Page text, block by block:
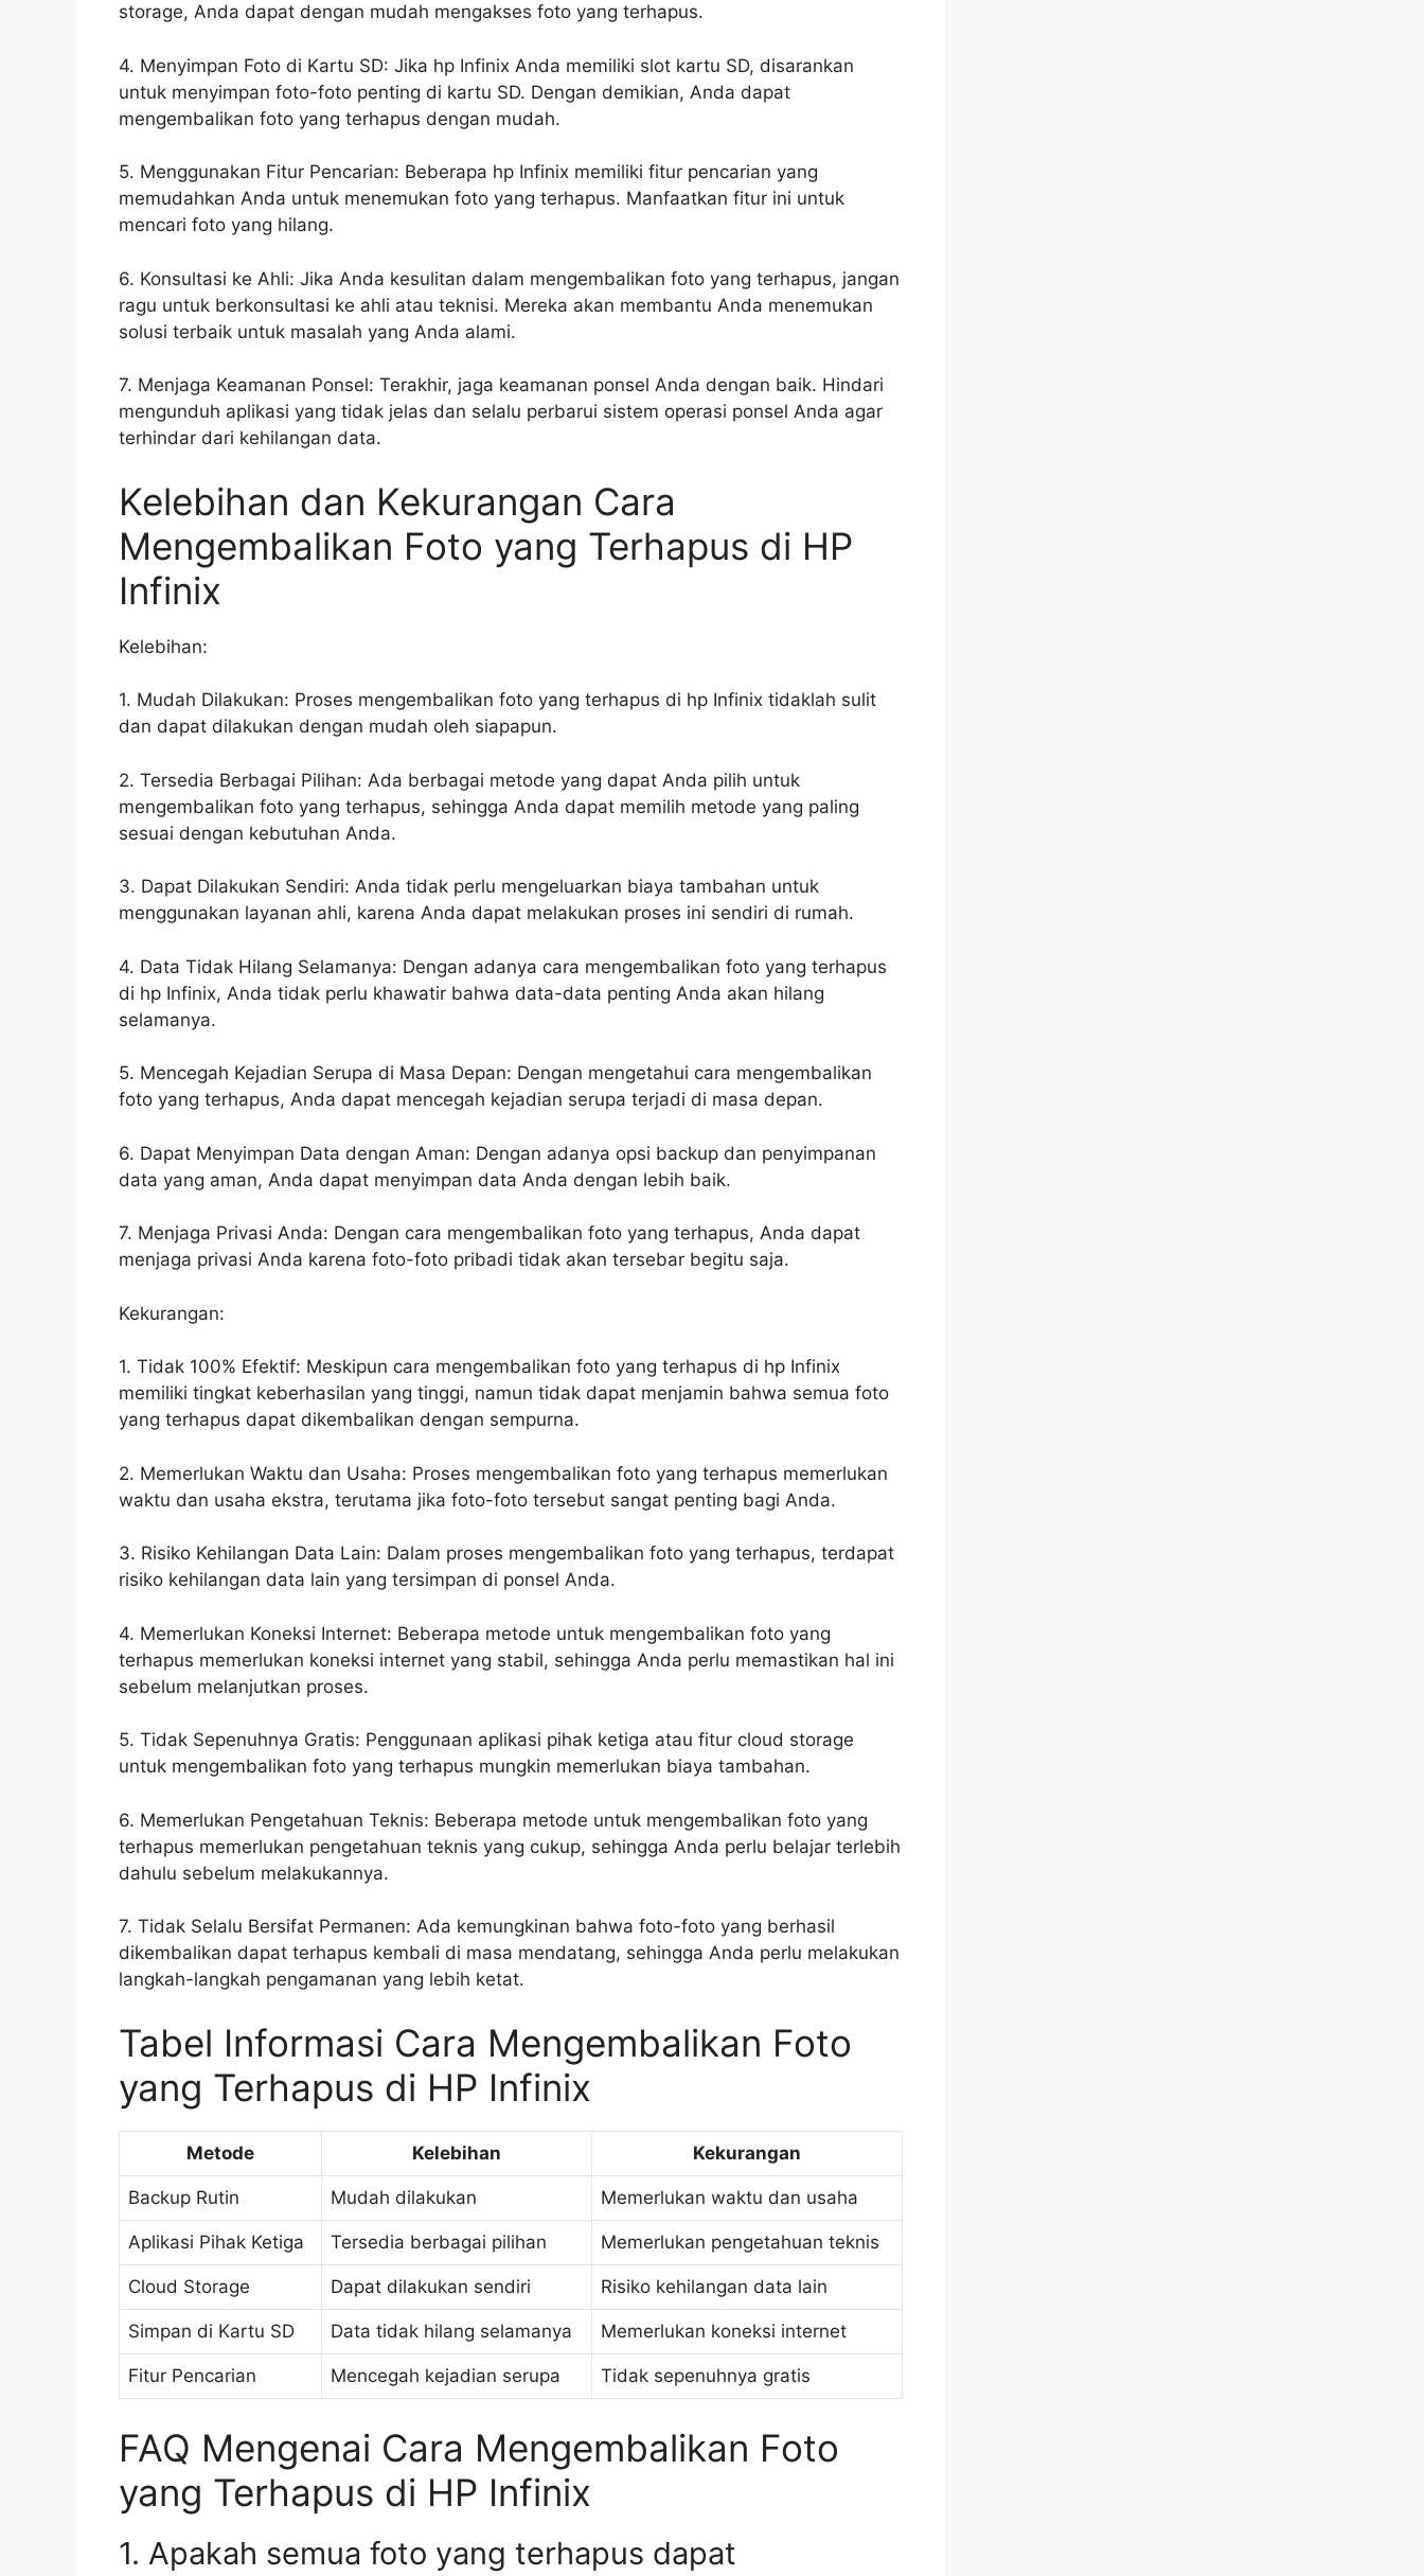
storage, Anda dapat dengan mudah mengakses foto yang terhapus.
4. Menyimpan Foto di Kartu SD: Jika hp Infinix Anda memiliki slot kartu SD, disarankan
untuk menyimpan foto-foto penting di kartu SD. Dengan demikian, Anda dapat
mengembalikan foto yang terhapus dengan mudah.
5. Menggunakan Fitur Pencarian: Beberapa hp Infinix memiliki fitur pencarian yang
memudahkan Anda untuk menemukan foto yang terhapus. Manfaatkan fitur ini untuk
mencari foto yang hilang.
6. Konsultasi ke Ahli: Jika Anda kesulitan dalam mengembalikan foto yang terhapus, jangan
ragu untuk berkonsultasi ke ahli atau teknisi. Mereka akan membantu Anda menemukan
solusi terbaik untuk masalah yang Anda alami.
7. Menjaga Keamanan Ponsel: Terakhir, jaga keamanan ponsel Anda dengan baik. Hindari
mengunduh aplikasi yang tidak jelas dan selalu perbarui sistem operasi ponsel Anda agar
terhindar dari kehilangan data.
Kelebihan dan Kekurangan Cara
Mengembalikan Foto yang Terhapus di HP
Infinix
Kelebihan:
1. Mudah Dilakukan: Proses mengembalikan foto yang terhapus di hp Infinix tidaklah sulit
dan dapat dilakukan dengan mudah oleh siapapun.
2. Tersedia Berbagai Pilihan: Ada berbagai metode yang dapat Anda pilih untuk
mengembalikan foto yang terhapus, sehingga Anda dapat memilih metode yang paling
sesuai dengan kebutuhan Anda.
3. Dapat Dilakukan Sendiri: Anda tidak perlu mengeluarkan biaya tambahan untuk
menggunakan layanan ahli, karena Anda dapat melakukan proses ini sendiri di rumah.
4. Data Tidak Hilang Selamanya: Dengan adanya cara mengembalikan foto yang terhapus
di hp Infinix, Anda tidak perlu khawatir bahwa data-data penting Anda akan hilang
selamanya.
5. Mencegah Kejadian Serupa di Masa Depan: Dengan mengetahui cara mengembalikan
foto yang terhapus, Anda dapat mencegah kejadian serupa terjadi di masa depan.
6. Dapat Menyimpan Data dengan Aman: Dengan adanya opsi backup dan penyimpanan
data yang aman, Anda dapat menyimpan data Anda dengan lebih baik.
7. Menjaga Privasi Anda: Dengan cara mengembalikan foto yang terhapus, Anda dapat
menjaga privasi Anda karena foto-foto pribadi tidak akan tersebar begitu saja.
Kekurangan:
1. Tidak 100% Efektif: Meskipun cara mengembalikan foto yang terhapus di hp Infinix
memiliki tingkat keberhasilan yang tinggi, namun tidak dapat menjamin bahwa semua foto
yang terhapus dapat dikembalikan dengan sempurna.
2. Memerlukan Waktu dan Usaha: Proses mengembalikan foto yang terhapus memerlukan
waktu dan usaha ekstra, terutama jika foto-foto tersebut sangat penting bagi Anda.
3. Risiko Kehilangan Data Lain: Dalam proses mengembalikan foto yang terhapus, terdapat
risiko kehilangan data lain yang tersimpan di ponsel Anda.
4. Memerlukan Koneksi Internet: Beberapa metode untuk mengembalikan foto yang
terhapus memerlukan koneksi internet yang stabil, sehingga Anda perlu memastikan hal ini
sebelum melanjutkan proses.
5. Tidak Sepenuhnya Gratis: Penggunaan aplikasi pihak ketiga atau fitur cloud storage
untuk mengembalikan foto yang terhapus mungkin memerlukan biaya tambahan.
6. Memerlukan Pengetahuan Teknis: Beberapa metode untuk mengembalikan foto yang
terhapus memerlukan pengetahuan teknis yang cukup, sehingga Anda perlu belajar terlebih
dahulu sebelum melakukannya.
7. Tidak Selalu Bersifat Permanen: Ada kemungkinan bahwa foto-foto yang berhasil
dikembalikan dapat terhapus kembali di masa mendatang, sehingga Anda perlu melakukan
langkah-langkah pengamanan yang lebih ketat.
Tabel Informasi Cara Mengembalikan Foto
yang Terhapus di HP Infinix
Metode Kelebihan Kekurangan
Backup Rutin Mudah dilakukan Memerlukan waktu dan usaha
Aplikasi Pihak Ketiga Tersedia berbagai pilihan Memerlukan pengetahuan teknis
Cloud Storage Dapat dilakukan sendiri Risiko kehilangan data lain
Simpan di Kartu SD Data tidak hilang selamanya Memerlukan koneksi internet
Fitur Pencarian Mencegah kejadian serupa Tidak sepenuhnya gratis
FAQ Mengenai Cara Mengembalikan Foto
yang Terhapus di HP Infinix
1. Apakah semua foto yang terhapus dapat